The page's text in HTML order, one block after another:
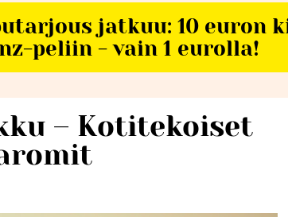
jatkuu: 10 euron
peliin - vain 1 eurolla!
– Kotitekoiset